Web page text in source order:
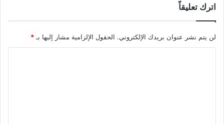
اترك تعليقاً
لن يتم نشر عنوان بريدك الإلكتروني. الحقول الإلزامية مشار إليها بـ *